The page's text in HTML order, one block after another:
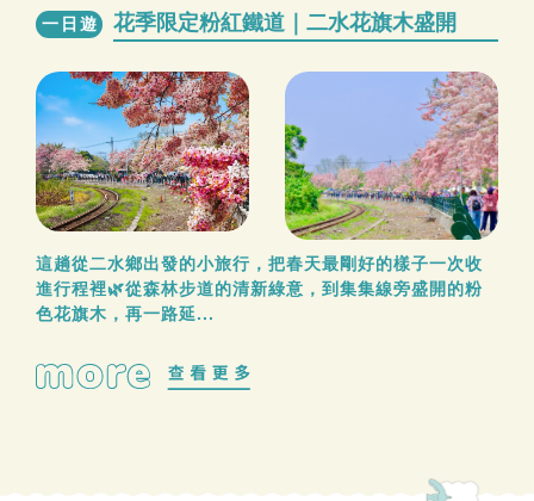
一日遊 花季限定粉紅鐵道｜二水花旗木盛開
這趟從二水鄉出發的小旅行，把春天最剛好的樣子一次收
進行程裡🌿從森林步道的清新綠意，到集集線旁盛開的粉
色花旗木，再一路延...